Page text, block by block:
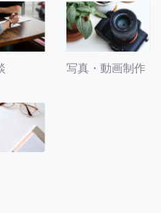
写真・動画制作